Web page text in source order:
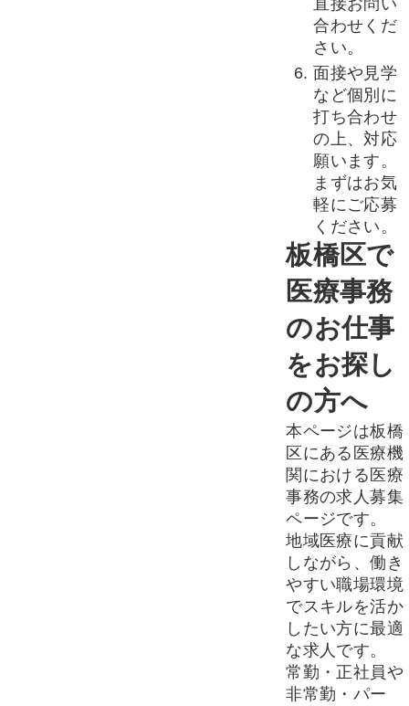
直接お問い
合わせくだ
さい。
面接や見学
など個別に
打ち合わせ
の上、対応
願います。
まずはお気
軽にご応募
ください。
板橋区で
医療事務
のお仕事
をお探し
の方へ
本ページは板橋
区にある医療機
関における医療
事務の求人募集
ページです。
地域医療に貢献
しながら、働き
やすい職場環境
でスキルを活か
したい方に最適
な求人です。
常勤・正社員や
非常勤・パー